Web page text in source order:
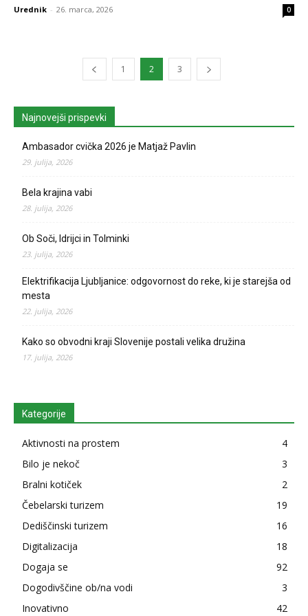
Urednik - 26. marca, 2026 0
1 2 3
Najnovejši prispevki
Ambasador cvička 2026 je Matjaž Pavlin
29. julija, 2026
Bela krajina vabi
28. julija, 2026
Ob Soči, Idrijci in Tolminki
23. julija, 2026
Elektrifikacija Ljubljanice: odgovornost do reke, ki je starejša od
mesta
22. julija, 2026
Kako so obvodni kraji Slovenije postali velika družina
17. julija, 2026
Kategorije
Aktivnosti na prostem
4
Bilo je nekoč
3
Bralni kotiček
2
Čebelarski turizem
19
Dediščinski turizem
16
Digitalizacija
18
Dogaja se
92
Dogodivščine ob/na vodi
3
Inovativno
42